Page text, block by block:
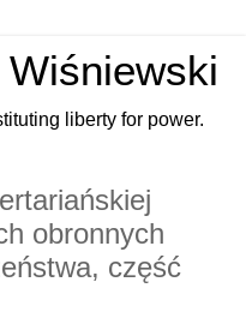
liberty for power.
obronnych
część